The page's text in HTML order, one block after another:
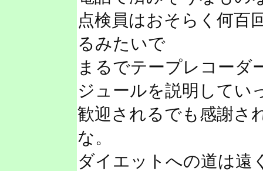
点検員はおそらく何百
るみたいで
まるでテープレコーダ
ジュールを説明してい
歓迎されるでも感謝
な。
ダイエットへの道は遠